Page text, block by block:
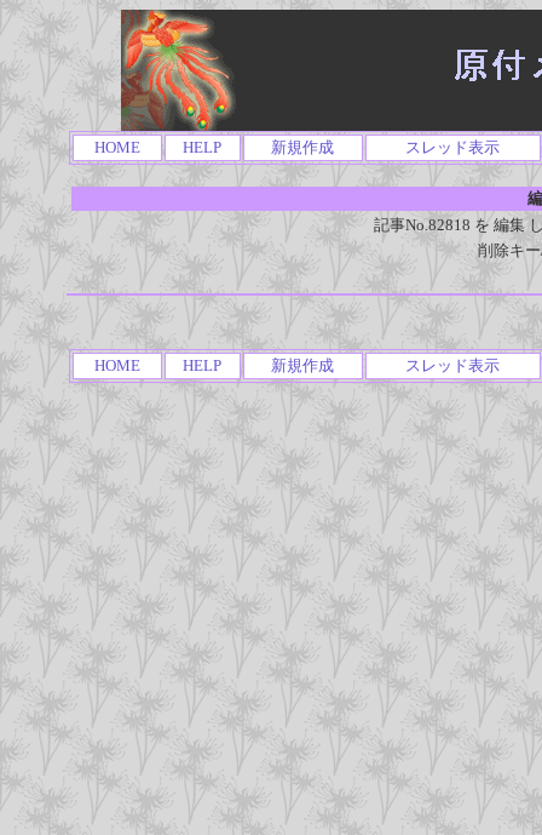
HOME HELP 新規作成 スレッド表示
記事No.82818 を 編集
削除キ
HOME HELP 新規作成 スレッド表示